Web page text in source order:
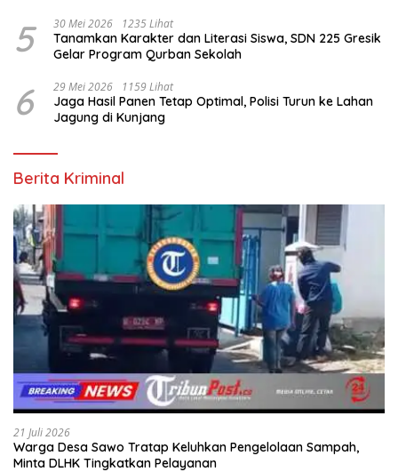
5 30 Mei 2026 1235 Lihat
Tanamkan Karakter dan Literasi Siswa, SDN 225 Gresik
Gelar Program Qurban Sekolah
6 29 Mei 2026 1159 Lihat
Jaga Hasil Panen Tetap Optimal, Polisi Turun ke Lahan
Jagung di Kunjang
Berita Kriminal
21 Juli 2026
Warga Desa Sawo Tratap Keluhkan Pengelolaan Sampah,
Minta DLHK Tingkatkan Pelayanan